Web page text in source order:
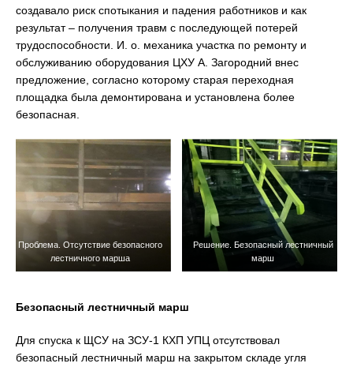
создавало риск спотыкания и падения работников и как
результат – получения травм с последующей потерей
трудоспособности. И. о. механика участка по ремонту и
обслуживанию оборудования ЦХУ А. Загородний внес
предложение, согласно которому старая переходная
площадка была демонтирована и установлена более
безопасная.
Проблема. Отсутствие безопасного
лестничного марша
Решение. Безопасный лестничный
марш
Безопасный лестничный марш
Для спуска к ЩСУ на ЗСУ-1 КХП УПЦ отсутствовал
безопасный лестничный марш на закрытом складе угля